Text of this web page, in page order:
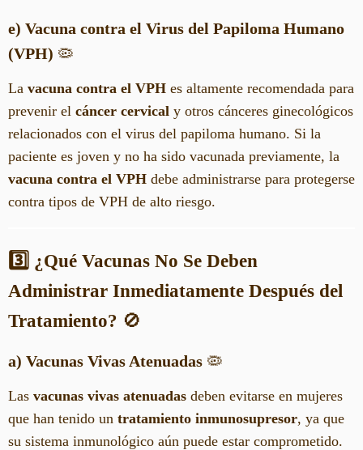
e) Vacuna contra el Virus del Papiloma Humano
(VPH) 🦠
La vacuna contra el VPH es altamente recomendada para
prevenir el cáncer cervical y otros cánceres ginecológicos
relacionados con el virus del papiloma humano. Si la
paciente es joven y no ha sido vacunada previamente, la
vacuna contra el VPH debe administrarse para protegerse
contra tipos de VPH de alto riesgo.
3️⃣ ¿Qué Vacunas No Se Deben
Administrar Inmediatamente Después del
Tratamiento? 🚫
a) Vacunas Vivas Atenuadas 🦠
Las vacunas vivas atenuadas deben evitarse en mujeres
que han tenido un tratamiento inmunosupresor, ya que
su sistema inmunológico aún puede estar comprometido.